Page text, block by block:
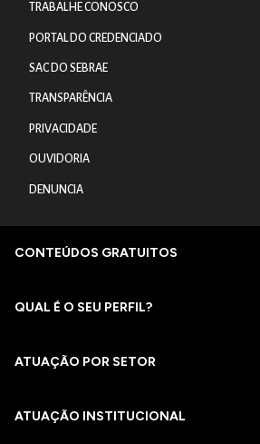
TRABALHE CONOSCO
PORTAL DO CREDENCIADO
SAC DO SEBRAE
TRANSPARÊNCIA
PRIVACIDADE
OUVIDORIA
DENUNCIA
CONTEÚDOS GRATUITOS
QUAL É O SEU PERFIL?
ATUAÇÃO POR SETOR
ATUAÇÃO INSTITUCIONAL